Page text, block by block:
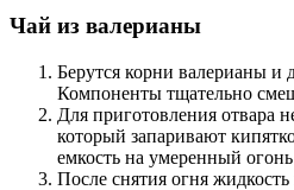
Чай из валерианы
Берутся корни валерианы
Компоненты тщательно
Для приготовления отвара
который запаривают
емкость на умеренный
После снятия огня